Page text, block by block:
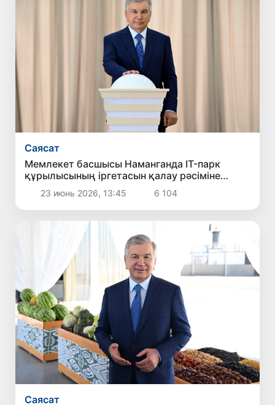
Саясат
Мемлекет басшысы Наманганда IT-парк
құрылысының іргетасын қалау рәсіміне
қатысты
23 июнь 2026, 13:45 6 104
Саясат